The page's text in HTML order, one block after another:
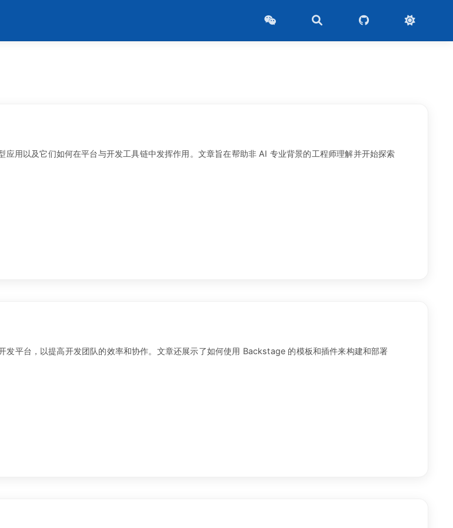
用以及它们如何在平台与开发工具链中发挥作用。文章旨在帮助非 AI 专业背景的工程师理解并开始探索
平台，以提高开发团队的效率和协作。文章还展示了如何使用 Backstage 的模板和插件来构建和部署